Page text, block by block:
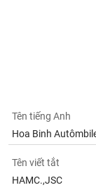
Tên tiếng Anh
Hoa Binh
Tên viết tắt
HAMC.,JSC
Tất cả
Lãnh
(-)